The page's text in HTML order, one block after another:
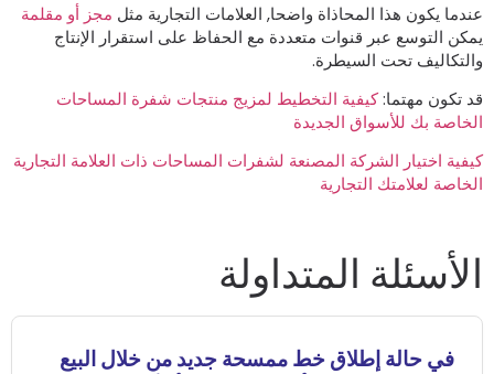
يكون هذا المحاذاة واضحا, العلامات التجارية مثلمجز أو مقلمة
التوسع عبر قنوات متعددة مع الحفاظ على استقرار الإنتاج
تحت السيطرة.
تكون مهتما:كيفية التخطيط لمزيج منتجات شفرة المساحات
بك للأسواق الجديدة
اختيار الشركة المصنعة لشفرات المساحات ذات العلامة التجارية
لعلامتك التجارية
المتداولة
في حالة إطلاق خط ممسحة جديد من خلال البيع